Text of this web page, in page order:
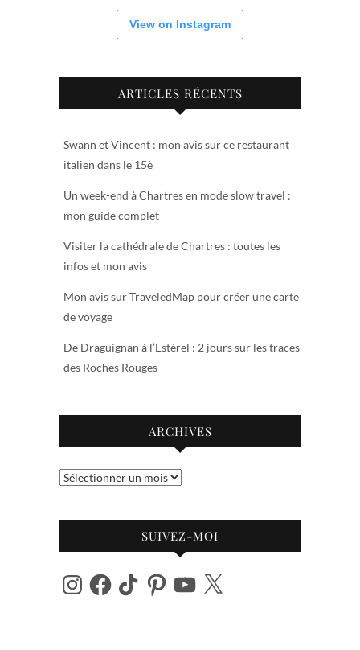
View on Instagram
ARTICLES RÉCENTS
Swann et Vincent : mon avis sur ce restaurant
italien dans le 15è
Un week-end à Chartres en mode slow travel :
mon guide complet
Visiter la cathédrale de Chartres : toutes les
infos et mon avis
Mon avis sur TraveledMap pour créer une carte
de voyage
De Draguignan à l’Estérel : 2 jours sur les traces
des Roches Rouges
ARCHIVES
Archives
SUIVEZ-MOI
InstagramFacebook
TikTok PinterestYouTube
X